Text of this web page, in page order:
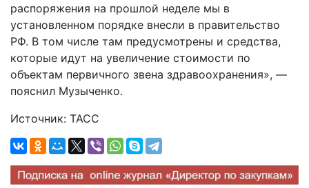
распоряжения на прошлой неделе мы в
установленном порядке внесли в правительство
РФ. В том числе там предусмотрены и средства,
которые идут на увеличение стоимости по
объектам первичного звена здравоохранения», —
пояснил Музыченко.
Источник: ТАСС